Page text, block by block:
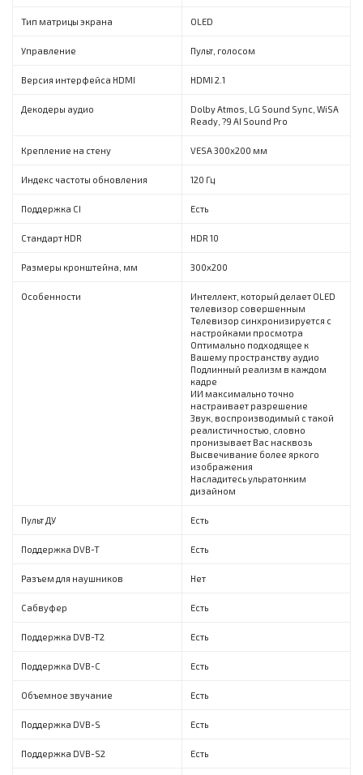
Тип матрицы экрана OLED
Управление Пульт, голосом
Версия интерфейса HDMI HDMI 2.1
Декодеры аудио
Dolby Atmos, LG Sound Sync, WiSA
Ready, ?9 AI Sound Pro
Крепление на стену VESA 300х200 мм
Индекс частоты обновления 120 Гц
Поддержка CI Есть
Стандарт HDR HDR 10
Размеры кронштейна, мм 300x200
Особенности
Интеллект, который делает OLED
телевизор совершенным
Телевизор синхронизируется с
настройками просмотра
Оптимально подходящее к
Вашему пространству аудио
Подлинный реализм в каждом
кадре
ИИ максимально точно
настраивает разрешение
Звук, воспроизводимый с такой
реалистичностью, словно
пронизывает Вас насквозь
Высвечивание более яркого
изображения
Насладитесь ульратонким
дизайном
Пульт ДУ Есть
Поддержка DVB-T Есть
Разъем для наушников Нет
Сабвуфер Есть
Поддержка DVB-T2 Есть
Поддержка DVB-C Есть
Объемное звучание Есть
Поддержка DVB-S Есть
Поддержка DVB-S2 Есть